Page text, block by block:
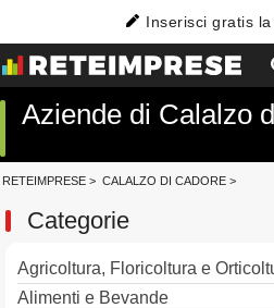
Inserisci gratis
Aziende di Calalzo
RETEIMPRESE > CALALZO DI CADORE >
Categorie
Agricoltura, Floricoltura e
Alimenti e Bevande